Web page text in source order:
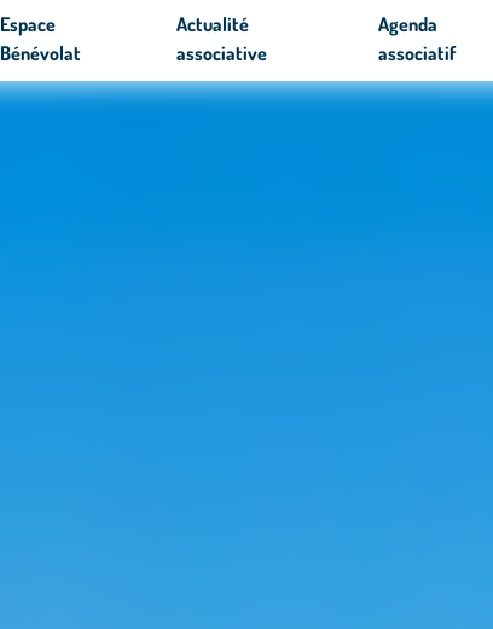
Espace
Bénévolat
Actualité
associative
Agenda
associatif